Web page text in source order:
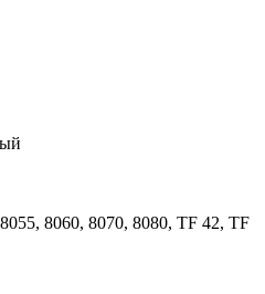
8060, 8070, 8080, TF 42, TF